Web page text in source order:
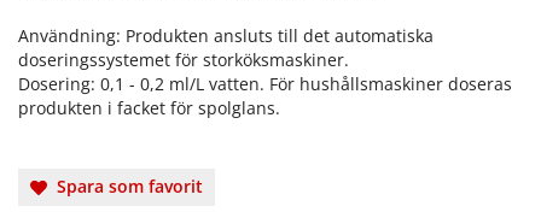
Användning: Produkten ansluts till det automatiska
doseringssystemet för storköksmaskiner.
Dosering: 0,1 - 0,2 ml/L vatten. För hushållsmaskiner doseras
produkten i facket för spolglans.
Spara som favorit